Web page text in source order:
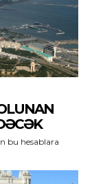
bu hesablara